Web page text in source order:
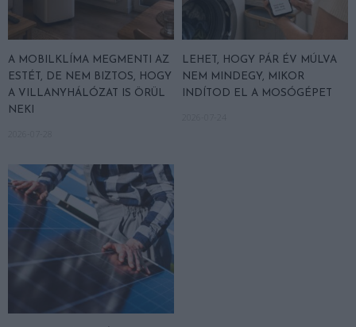
A MOBILKLÍMA MEGMENTI AZ
ESTÉT, DE NEM BIZTOS, HOGY
A VILLANYHÁLÓZAT IS ÖRÜL
NEKI
LEHET, HOGY PÁR ÉV MÚLVA
NEM MINDEGY, MIKOR
INDÍTOD EL A MOSÓGÉPET